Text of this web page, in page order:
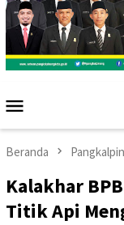
Mobile
Beranda
Kalakhar
Titik Api